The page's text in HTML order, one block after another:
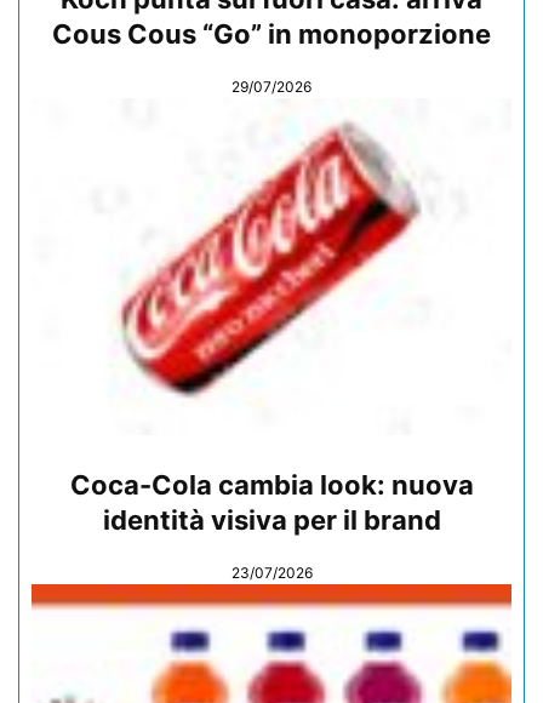
Cous Cous “Go” in monoporzione
29/07/2026
Coca-Cola cambia look: nuova
identità visiva per il brand
23/07/2026